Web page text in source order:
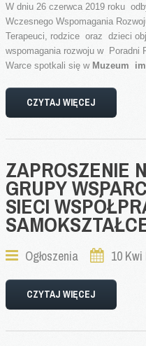
W dniu 26 czerwca 2019 roku
Wczesnego Wspomagania
Terapeuci, rodzice oraz dzieci
wspomagania rozwoju w Poradni
Warce spotkali się w Muzeum
CZYTAJ WIĘCEJ
ZAPROSZENIE
GRUPY
SIECI
Ogłoszenia 10 Kwi
CZYTAJ WIĘCEJ